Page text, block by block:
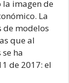
imagen de
La
de modelos
que al
ha
de 2017: el